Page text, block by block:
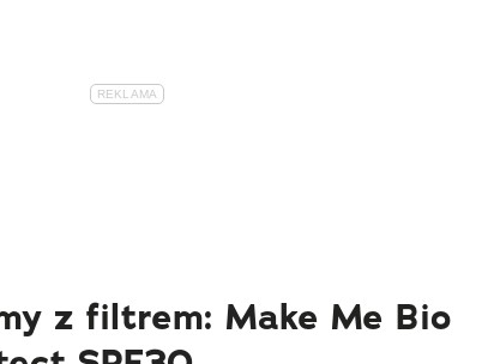
z filtrem: Make Me Bio